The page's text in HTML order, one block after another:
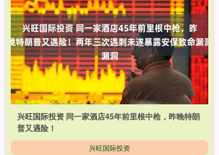
兴旺国际投资 同一家酒店45年前里根中枪，昨晚特朗
普又遇险！
兴旺国际投资